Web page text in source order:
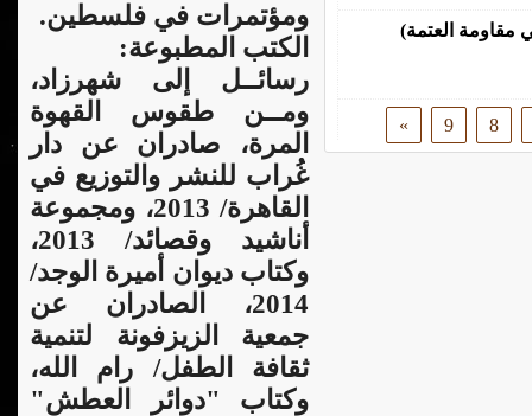
مقاومة العتمة)
8
9
»
ومؤتمرات في فلسطين.
الكتب المطبوعة:
رسائــل إلى شهرزاد،
ومــن طقوس القهوة
المرة، صادران عن دار
غُراب للنشر والتوزيع في
القاهرة/ 2013، ومجموعة
أناشيد وقصائد/ 2013،
وكتاب ديوان أميرة الوجد/
2014، الصادران عن
جمعية الزيزفونة لتنمية
ثقافة الطفل/ رام الله،
وكتاب "دوائر العطش"